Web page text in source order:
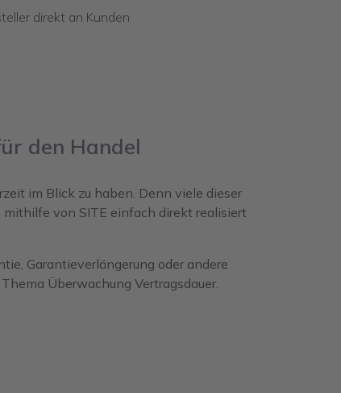
direkt an Kunden
den Handel
im Blick zu haben. Denn viele dieser
von SITE einfach direkt realisiert
Garantieverlängerung oder andere
Überwachung Vertragsdauer.